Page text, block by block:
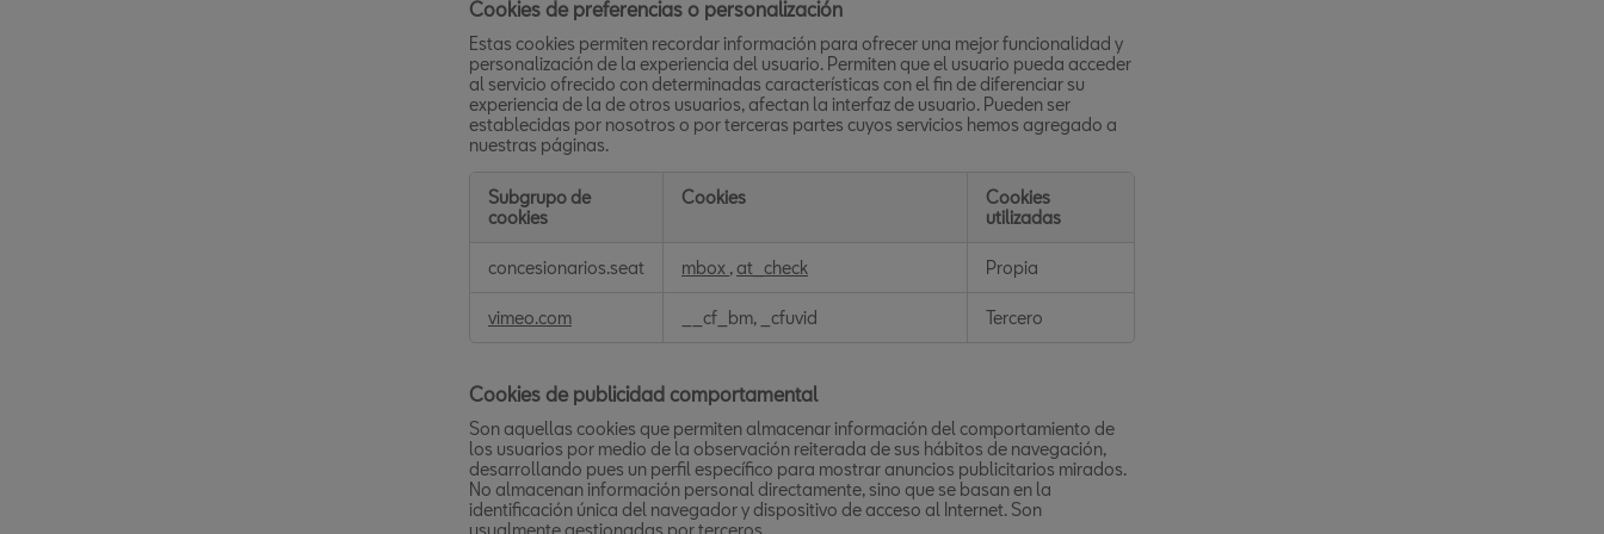
Cookies de preferencias o personalización
Estas cookies permiten recordar información para ofrecer una mejor funcionalidad y
personalización de la experiencia del usuario. Permiten que el usuario pueda acceder
al servicio ofrecido con determinadas características con el fin de diferenciar su
experiencia de la de otros usuarios, afectan la interfaz de usuario. Pueden ser
establecidas por nosotros o por terceras partes cuyos servicios hemos agregado a
nuestras páginas.
de
Subgrupo de
cookies
Cookies
Cookies
utilizadas
concesionarios.seat mbox ,at_check Propia
vimeo.com __cf_bm, _cfuvid Tercero
Cookies de publicidad comportamental
Son aquellas cookies que permiten almacenar información del comportamiento de
los usuarios por medio de la observación reiterada de sus hábitos de navegación,
desarrollando pues un perfil específico para mostrar anuncios publicitarios mirados.
No almacenan información personal directamente, sino que se basan en la
identificación única del navegador y dispositivo de acceso al Internet. Son
usualmente gestionadas por terceros.